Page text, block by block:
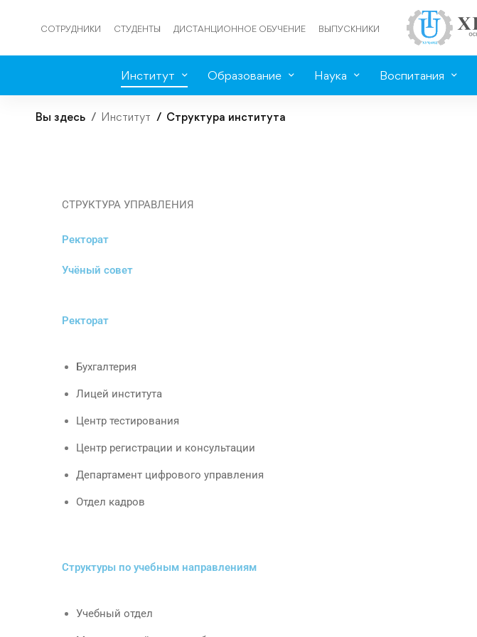
СОТРУДНИКИ СТУДЕНТЫ ДИСТАНЦИОННОЕ ОБУЧЕНИЕ ВЫПУСКНИКИ
Институт Образование Наука Воспитания
Вы здесь Институт Структура института
СТРУКТУРА УПРАВЛЕНИЯ
Ректорат
Учёный совет
Ректорат
Бухгалтерия
Лицей института
Центр тестирования
Центр регистрации и консультации
Департамент цифрового управления
Отдел кадров
Структуры по учебным направлениям
Учебный отдел